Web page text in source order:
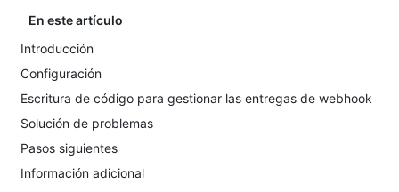
En este artículo
Introducción
Configuración
Escritura de código para gestionar las entregas de webhook
Solución de problemas
Pasos siguientes
Información adicional